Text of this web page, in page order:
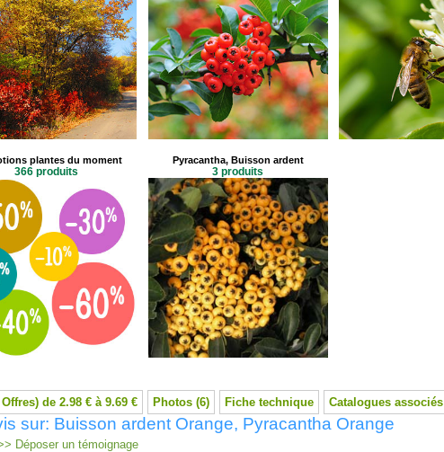
plantes du moment
366 produits
Pyracantha, Buisson ardent
3 produits
de 2.98 € à 9.69 € Photos (6) Fiche technique Catalogues associés
sur: Buisson ardent Orange, Pyracantha Orange
Déposer un témoignage